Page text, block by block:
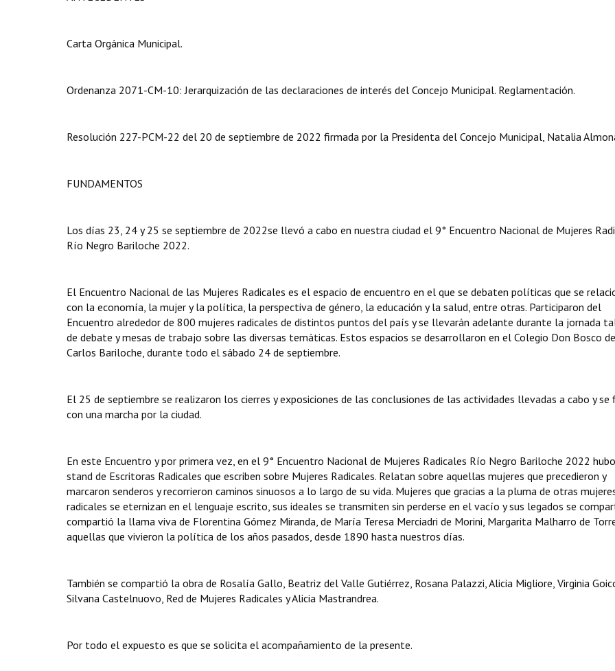
Carta Orgánica Municipal.
Ordenanza 2071-CM-10: Jerarquización de las declaraciones de interés del Concejo Municipal. Reglamentación.
Resolución 227-PCM-22 del 20 de septiembre de 2022 firmada por la Presidenta del Concejo Municipal, Natalia
FUNDAMENTOS
Los días 23, 24 y 25 se septiembre de 2022se llevó a cabo en nuestra ciudad el 9° Encuentro Nacional de Mujeres
Río Negro Bariloche 2022.
El Encuentro Nacional de las Mujeres Radicales es el espacio de encuentro en el que se debaten políticas que se
con la economía, la mujer y la política, la perspectiva de género, la educación y la salud, entre otras. Participaron del
Encuentro alrededor de 800 mujeres radicales de distintos puntos del país y se llevarán adelante durante la jornada
de debate y mesas de trabajo sobre las diversas temáticas. Estos espacios se desarrollaron en el Colegio Don Bosco
Carlos Bariloche, durante todo el sábado 24 de septiembre.
El 25 de septiembre se realizaron los cierres y exposiciones de las conclusiones de las actividades llevadas a cabo y se
con una marcha por la ciudad.
En este Encuentro y por primera vez, en el 9° Encuentro Nacional de Mujeres Radicales Río Negro Bariloche 2022
stand de Escritoras Radicales que escriben sobre Mujeres Radicales. Relatan sobre aquellas mujeres que precedieron y
marcaron senderos y recorrieron caminos sinuosos a lo largo de su vida. Mujeres que gracias a la pluma de otras
radicales se eternizan en el lenguaje escrito, sus ideales se transmiten sin perderse en el vacío y sus legados se
compartió la llama viva de Florentina Gómez Miranda, de María Teresa Merciadri de Morini, Margarita Malharro de
aquellas que vivieron la política de los años pasados, desde 1890 hasta nuestros días.
También se compartió la obra de Rosalía Gallo, Beatriz del Valle Gutiérrez, Rosana Palazzi, Alicia Migliore, Virginia
Silvana Castelnuovo, Red de Mujeres Radicales y Alicia Mastrandrea.
Por todo el expuesto es que se solicita el acompañamiento de la presente.